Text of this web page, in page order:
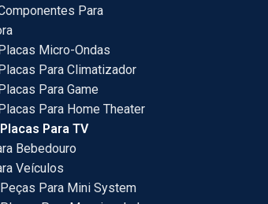
Para
Micro-Ondas
Para Climatizador
Para Game
Para Home Theater
Para TV
Bebedouro
Veículos
Para Mini System